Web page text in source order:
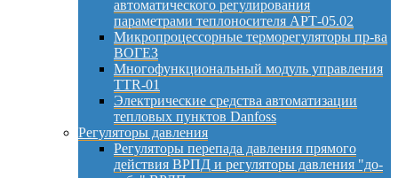
автоматического регулирования
параметрами теплоносителя АРТ-05.02
Микропроцессорные терморегуляторы пр-ва
ВОГЕЗ
Многофункциональный модуль управления
TTR-01
Электрические средства автоматизации
тепловых пунктов Danfoss
Регуляторы давления
Регуляторы перепада давления прямого
действия ВРПД и регуляторы давления "до-